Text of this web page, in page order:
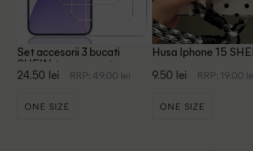
Set accesorii 3 bucati
SHEIN, transparent
24.50 lei RRP: 49.00 lei
ONE SIZE
Husa Iphone 15
9.50 lei RRP: 19.00
ONE SIZE